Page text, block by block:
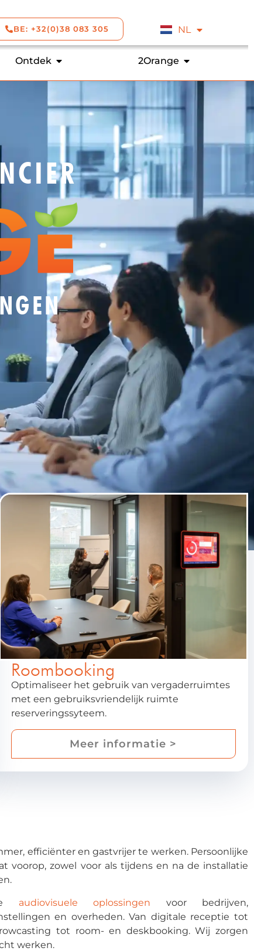
BE: +32(0)38 083 305 NL
EN
Ontdek 2Orange
Roombooking
Optimaliseer het gebruik van vergaderruimtes
met een gebruiksvriendelijk ruimte
reserveringssyteem.
Meer informatie >
efficiënter en gastvrijer te werken. Persoonlijke
voorop, zowel voor als tijdens en na de installatie
audiovisuele oplossingen voor bedrijven,
en overheden. Van digitale receptie tot
tot room- en deskbooking. Wij zorgen
werken.